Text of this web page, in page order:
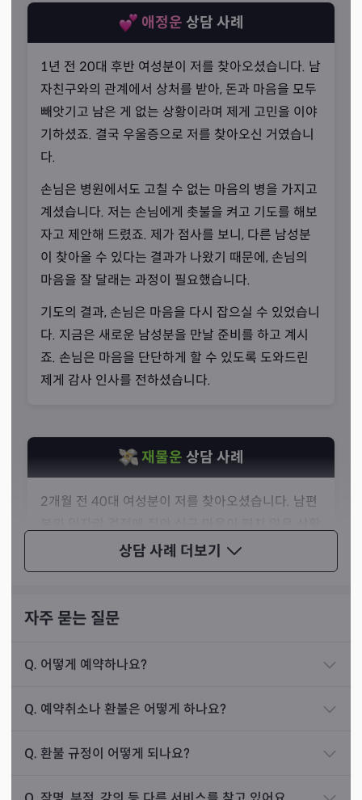
동네 언니처럼
“편안함을 느끼실 수 있게 상담을 진행합니다.”
선생님께서는 손님이 오셨을 때, 겁먹지 않고 편안하게 상
담할 수 있도록 도와드리는 것이 상담 노하우라고 설명하셨
습니다. 동네 언니와 수다를 떠는 것처럼 상담을 진행하기
때문에 손님들의 만족도도 높다고 말씀하셨죠.
선생님께선 대다수의 손님이 신점에 대해 모르는 부분을 가
세하고 친절하게 손님이 궁금해하실 만한 부분을 모두 설명
상담 사례 더보기
애정운 상담 사례
1년 전 20대 후반 여성분이 저를 찾아오셨습니다. 남
자친구와의 관계에서 상처를 받아, 돈과 마음을 모두
빼앗기고 남은 게 없는 상황이라며 제게 고민을 이야
기하셨죠. 결국 우울증으로 저를 찾아오신 거였습니
다.
손님은 병원에서도 고칠 수 없는 마음의 병을 가지고
계셨습니다. 저는 손님에게 촛불을 켜고 기도를 해보
자고 제안해 드렸죠. 제가 점사를 보니, 다른 남성분
이 찾아올 수 있다는 결과가 나왔기 때문에, 손님의
마음을 잘 달래는 과정이 필요했습니다.
기도의 결과, 손님은 마음을 다시 잡으실 수 있었습니
다. 지금은 새로운 남성분을 만날 준비를 하고 계시
죠. 손님은 마음을 단단하게 할 수 있도록 도와드린
제게 감사 인사를 전하셨습니다.
재물운 상담 사례
2개월 전 40대 여성분이 저를 찾아오셨습니다. 남편
이었죠. 손님은 돈은 없고 숨이 막히는 상황이라며 제
게 고민을 이야기하셨습니다.
이 보였습니다. 저는 들어오는 금전운을 키워보자고
다. 손님은 걱정하는 부분이 모두 해결되었다며 제게
자주 묻는 질문
Q. 어떻게 예약하나요?
Q. 예약취소나 환불은 어떻게 하나요?
Q. 환불 규정이 어떻게 되나요?